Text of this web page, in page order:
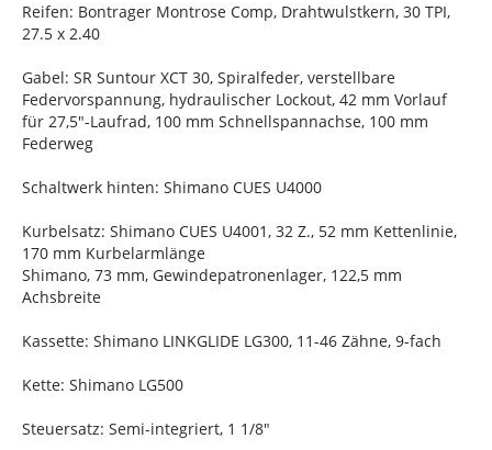
Reifen: Bontrager Montrose Comp, Drahtwulstkern, 30 TPI,
27.5 x 2.40
Gabel: SR Suntour XCT 30, Spiralfeder, verstellbare
Federvorspannung, hydraulischer Lockout, 42 mm Vorlauf
für 27,5"-Laufrad, 100 mm Schnellspannachse, 100 mm
Federweg
Schaltwerk hinten: Shimano CUES U4000
Kurbelsatz: Shimano CUES U4001, 32 Z., 52 mm Kettenlinie,
170 mm Kurbelarmlänge
Shimano, 73 mm, Gewindepatronenlager, 122,5 mm
Achsbreite
Kassette: Shimano LINKGLIDE LG300, 11-46 Zähne, 9-fach
Kette: Shimano LG500
Steuersatz: Semi-integriert, 1 1/8"